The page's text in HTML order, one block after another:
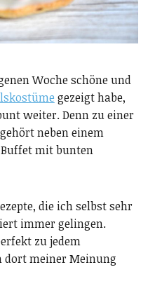
Woche schöne und
gezeigt habe,
weiter. Denn zu einer
neben einem
mit bunten
die ich selbst sehr
immer gelingen.
zu jedem
dort meiner Meinung